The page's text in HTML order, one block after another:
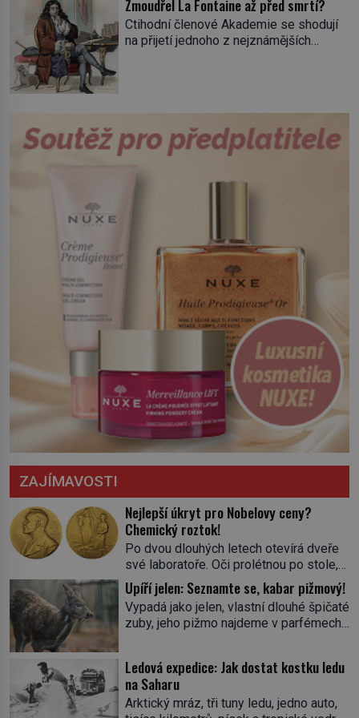
tisícovka Červených košil, které vedl do
boje slavný italský revolucionář
Giuseppe Garibaldi. Pro své
Zmoudřel La Fontaine až před smrtí?
Ctihodní členové Akademie se shodují
na přijetí jednoho z nejznámějších
nemůže rozhodnout, co v životě vlastně
bude dělat. Převezme práci lesního
ZAJÍMAVOSTI
Nejlepší úkryt pro Nobelovy ceny?
Chemický roztok!
Po dvou dlouhých letech otevírá dveře
své laboratoře. Oči prolétnou po stole,
aby pak ulpěly na regálu, kde se nachází
všemožné látky. Hledá žluto-oranžovou
tekutinu, jakmile ji zahlédne, nesmírně
se mu uleví. Teď může svůj plán
skrývá směs s názvem lučavka
královská. Svůj přídomek nemá pro nic
za nic, […]
Upíří jelen: Seznamte se, kabar pižmový!
Vypadá jako jelen, vlastní dlouhé špičaté
zuby, jeho pižmo najdeme v parfémech
jediného zástupce zvířecí říše – kabara
pižmového. V Evropě ho jako první
popíše švédský botanik Carl Linné
Ledová expedice: Jak dostat kostku ledu
na Saharu
Arktický mráz, tři tuny ledu, jedno auto,